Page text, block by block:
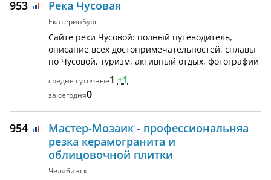
953 Река Чусовая
Екатеринбург
Сайте реки Чусовой: полный путеводитель,
описание всех достопримечательностей, сплавы
по Чусовой, туризм, активный отдых, фотографии
1 +1
0
954
Мастер-Мозаик - профессиональняа
резка керамогранита и
облицовочной плитки
Челябинск